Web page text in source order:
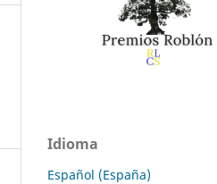
Idioma
Español (España)